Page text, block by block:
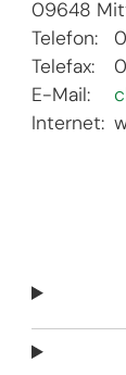
09648
Telefon:
Telefax:
E-Mail:
Internet: